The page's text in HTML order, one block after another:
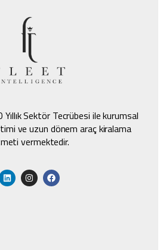
Sektör Tecrübesi ile kurumsal
ve uzun dönem araç kiralama
vermektedir.